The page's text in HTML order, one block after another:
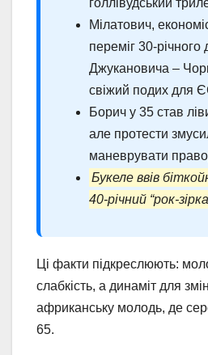
голлівудський
Мілатович,
переміг 30-річного
Джукановича –
свіжий подих для
Борич у 35 став
але протести
маневрувати
Букеле ввів
40-річний “рок-
Ці факти підкреслюють:
слабкість, а динаміт для
африканську молодь, де
65.